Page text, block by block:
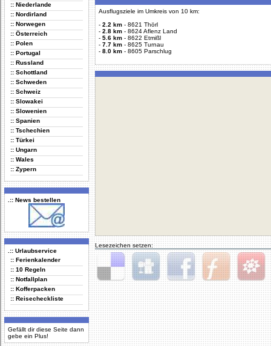
:: Niederlande
:: Nordirland
:: Norwegen
:: Österreich
:: Polen
:: Portugal
:: Russland
:: Schottland
:: Schweden
:: Schweiz
:: Slowakei
:: Slowenien
:: Spanien
:: Tschechien
:: Türkei
:: Ungarn
:: Wales
:: Zypern
.:: News bestellen
.:: Urlaubservice
:: Ferienkalender
:: 10 Regeln
:: Notfallplan
:: Kofferpacken
:: Reisecheckliste
Gefällt dir diese Seite dann
gebe ein Plus!
Ausflugsziele im Umkreis von 10 km:
- 2.2 km - 8621 Thörl
- 2.8 km - 8624 Aflenz Land
- 5.6 km - 8622 Etmißl
- 7.7 km - 8625 Turnau
- 8.0 km - 8605 Parschlug
Lesezeichen setzen:
Delicious Digg Facebook Furl StudiVZ